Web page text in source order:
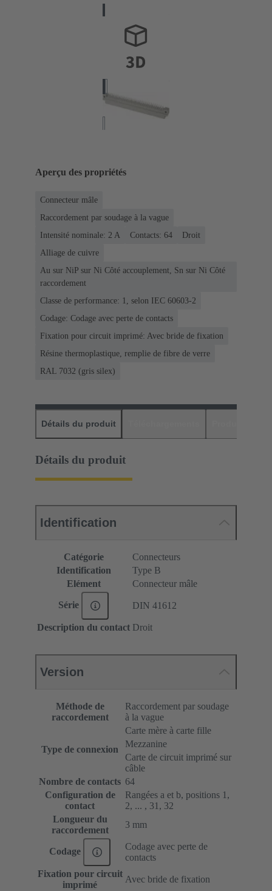
Aperçu des propriétés
Connecteur mâle
Raccordement par soudage à la vague
Intensité nominale: ‌2 A
Contacts: 64
Droit
Alliage de cuivre
Au sur NiP sur Ni Côté accouplement, Sn sur Ni Côté
raccordement
Classe de performance: 1, selon IEC 60603-2
Codage: Codage avec perte de contacts
Fixation pour circuit imprimé: Avec bride de fixation
Résine thermoplastique, remplie de fibre de verre
RAL 7032 (gris silex)
Détails du produit
Détails du produit
Identification
Catégorie
Connecteurs
Identification
Type B
Elément
Connecteur mâle
Série DIN 41612
Description du contact Droit
Version
Méthode de
raccordement
Raccordement par soudage
à la vague
Type de connexion
Carte mère à carte fille
Mezzanine
Carte de circuit imprimé sur
câble
Nombre de contacts 64
Configuration de
contact
Rangées a et b, positions 1,
2, ... , 31, 32
Longueur du
raccordement
3 mm
Codage
Codage avec perte de
contacts
Fixation pour circuit
imprimé
Avec bride de fixation